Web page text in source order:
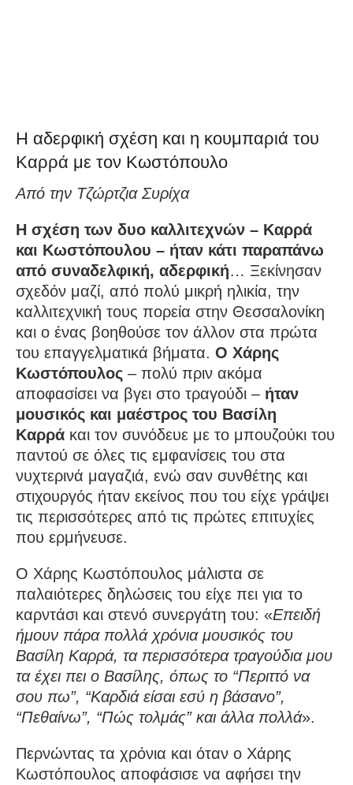
Η αδερφική σχέση και η κουμπαριά του
Καρρά με τον Κωστόπουλο
Από την Τζώρτζια Συρίχα
Η σχέση των δυο καλλιτεχνών – Καρρά
και Κωστόπουλου – ήταν κάτι παραπάνω
από συναδελφική, αδερφική… Ξεκίνησαν
σχεδόν μαζί, από πολύ μικρή ηλικία, την
καλλιτεχνική τους πορεία στην Θεσσαλονίκη
και ο ένας βοηθούσε τον άλλον στα πρώτα
του επαγγελματικά βήματα. Ο Χάρης
Κωστόπουλος – πολύ πριν ακόμα
αποφασίσει να βγει στο τραγούδι – ήταν
μουσικός και μαέστρος του Βασίλη
Καρρά και τον συνόδευε με το μπουζούκι του
παντού σε όλες τις εμφανίσεις του στα
νυχτερινά μαγαζιά, ενώ σαν συνθέτης και
στιχουργός ήταν εκείνος που του είχε γράψει
τις περισσότερες από τις πρώτες επιτυχίες
που ερμήνευσε.
Ο Χάρης Κωστόπουλος μάλιστα σε
παλαιότερες δηλώσεις του είχε πει για το
καρντάσι και στενό συνεργάτη του: «Επειδή
ήμουν πάρα πολλά χρόνια μουσικός του
Βασίλη Καρρά, τα περισσότερα τραγούδια μου
τα έχει πει ο Βασίλης, όπως το “Περιττό να
σου πω”, “Καρδιά είσαι εσύ η βάσανο”,
“Πεθαίνω”, “Πώς τολμάς” και άλλα πολλά».
Περνώντας τα χρόνια και όταν ο Χάρης
Κωστόπουλος αποφάσισε να αφήσει την